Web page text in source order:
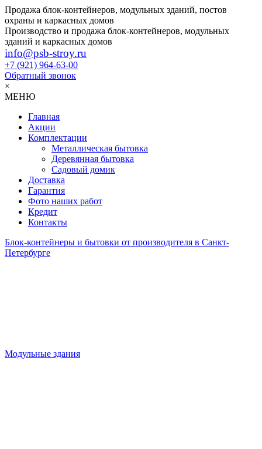
Продажа блок-контейнеров, модульных зданий, постов
охраны и каркасных домов
Производство и продажа блок-контейнеров, модульных
зданий и каркасных домов
info@psb-stroy.ru
+7 (921) 964-63-00
Обратный звонок
×
МЕНЮ
Главная
Акции
Комплектации
Металлическая бытовка
Деревянная бытовка
Садовый домик
Доставка
Гарантия
Фото наших работ
Кредит
Контакты
Блок-контейнеры и бытовки от производителя в Санкт-
Петербурге
Модульные здания